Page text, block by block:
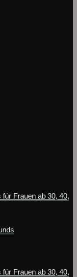
Frauen ab 30, 40,
Frauen ab 30, 40,